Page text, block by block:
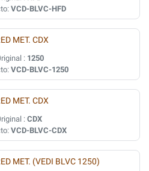
VCD-BLVC-HFD
MET. CDX
: 1250
VCD-BLVC-1250
MET. CDX
: CDX
VCD-BLVC-CDX
MET. (VEDI BLVC 1250)